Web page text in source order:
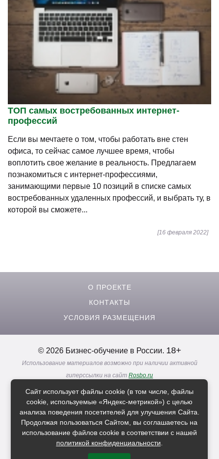
ТОП самых востребованных интернет-
профессий
Если вы мечтаете о том, чтобы работать вне стен
офиса, то сейчас самое лучшее время, чтобы
воплотить свое желание в реальность. Предлагаем
познакомиться с интернет-профессиями,
занимающими первые 10 позиций в списке самых
востребованных удаленных профессий, и выбрать ту, в
которой вы сможете...
[16 февраля 2022]
О ПРОЕКТЕ
КОНТАКТЫ
УСЛОВИЯ РАЗМЕЩЕНИЯ
© 2026 Бизнес-обучение в России. 18+
Использование материалов возможно при наличии активной
гиперссылки на сайт Rosbo.ru
Реклама. Информация о рекламодателях по ссылкам
Политика в отношении обработки персональных данных
Расскажи друзьям о нас
Сайт использует файлы cookie (в том числе, файлы
cookie, используемые «Яндекс-метрикой») с целью
анализа поведения посетителей для улучшения Сайта.
Продолжая пользоваться Сайтом, вы соглашаетесь на
использование файлов cookie в соответствии с нашей
политикой конфиденциальности